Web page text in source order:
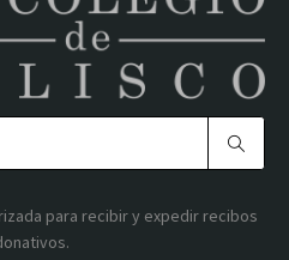
para recibir y expedir recibos